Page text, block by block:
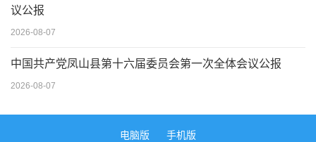
议公报
2026-08-07
中国共产党凤山县第十六届委员会第一次全体会议公报
2026-08-07
电脑版 手机版